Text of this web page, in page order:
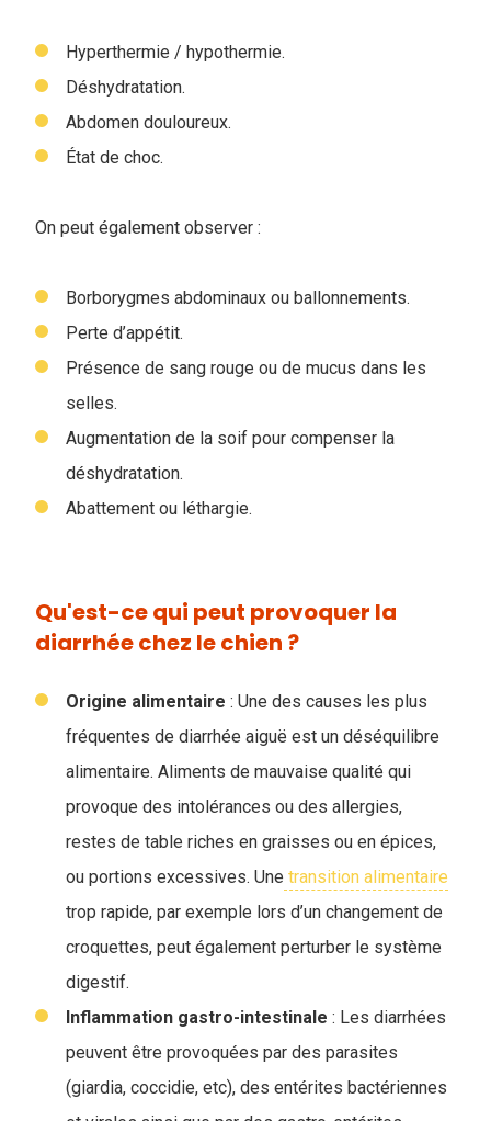
Hyperthermie / hypothermie.
Déshydratation.
Abdomen douloureux.
État de choc.
On peut également observer :
Borborygmes abdominaux ou ballonnements.
Perte d’appétit.
Présence de sang rouge ou de mucus dans les
selles.
Augmentation de la soif pour compenser la
déshydratation.
Abattement ou léthargie.
Qu'est-ce qui peut provoquer la
diarrhée chez le chien ?
Origine alimentaire : Une des causes les plus
fréquentes de diarrhée aiguë est un déséquilibre
alimentaire. Aliments de mauvaise qualité qui
provoque des intolérances ou des allergies,
restes de table riches en graisses ou en épices,
ou portions excessives. Une transition alimentaire
trop rapide, par exemple lors d’un changement de
croquettes, peut également perturber le système
digestif.
Inflammation gastro-intestinale : Les diarrhées
peuvent être provoquées par des parasites
(giardia, coccidie, etc), des entérites bactériennes